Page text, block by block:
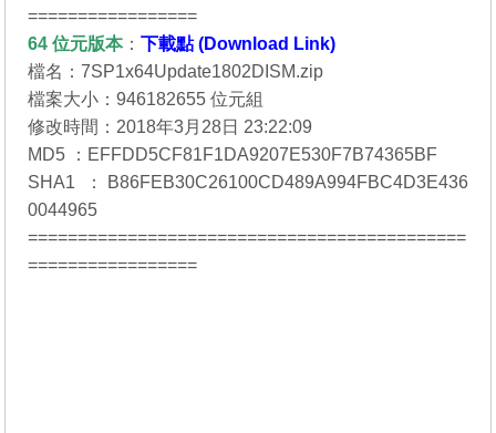
=================
64 位元版本：下載點 (Download Link)
檔名：7SP1x64Update1802DISM.zip
檔案大小：946182655 位元組
修改時間：2018年3月28日 23:22:09
MD5 ：EFFDD5CF81F1DA9207E530F7B74365BF
SHA1 ：B86FEB30C26100CD489A994FBC4D3E436
0044965
============================================
=================